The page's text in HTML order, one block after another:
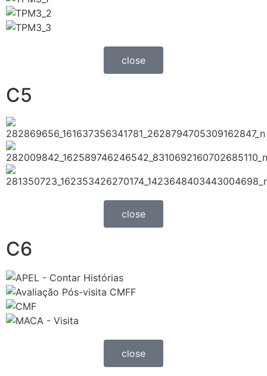
close
C5
close
C6
close